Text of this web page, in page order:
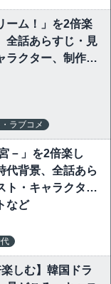
ーム！」を2倍楽
全話あらすじ・見
ラクター、制作発
ラブコメ
－」を2倍楽し
代背景、全話あら
ト・キャラクタ
など
しむ】韓国ドラ